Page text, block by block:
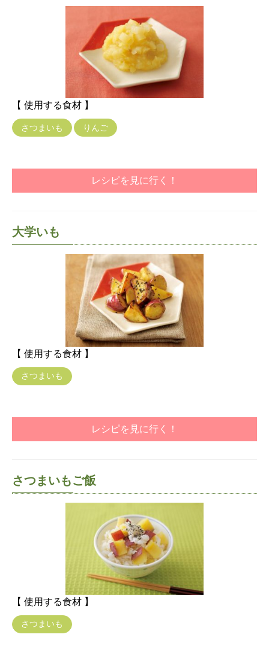
【 使用する食材 】
さつまいも りんご
レシピを見に行く！
大学いも
【 使用する食材 】
さつまいも
レシピを見に行く！
さつまいもご飯
【 使用する食材 】
さつまいも